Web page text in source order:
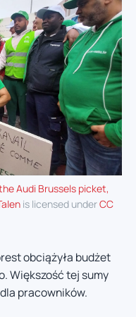
Audi Brussels picket,
is licensed underCC
obciążyła budżet
Większość tej sumy
pracowników.